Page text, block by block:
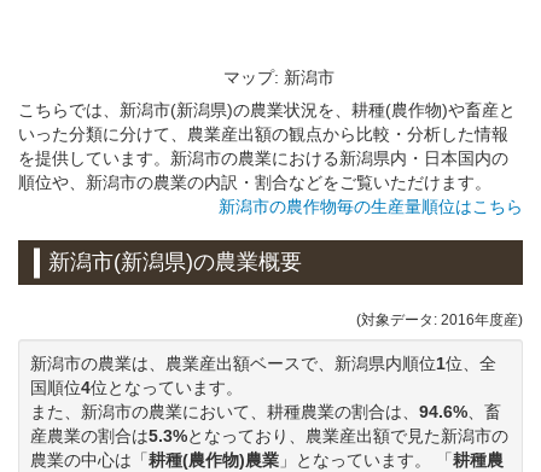
マップ: 新潟市
こちらでは、新潟市(新潟県)の農業状況を、耕種(農作物)や畜産と
いった分類に分けて、農業産出額の観点から比較・分析した情報
を提供しています。新潟市の農業における新潟県内・日本国内の
順位や、新潟市の農業の内訳・割合などをご覧いただけます。
新潟市の農作物毎の生産量順位はこちら
新潟市(新潟県)の農業概要
(対象データ: 2016年度産)
新潟市の農業は、農業産出額ベースで、新潟県内順位1位、全
国順位4位となっています。
また、新潟市の農業において、耕種農業の割合は、 94.6% 、畜
産農業の割合は5.3%となっており、農業産出額で見た新潟市の
農業の中心は「耕種(農作物)農業 」となっています。 「耕種農